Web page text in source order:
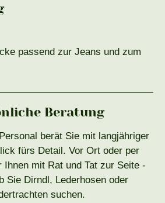
passend zur Jeans und zum
Beratung
berät Sie mit langjähriger
fürs Detail. Vor Ort oder per
Ihnen mit Rat und Tat zur Seite -
Sie Dirndl, Lederhosen oder
suchen.